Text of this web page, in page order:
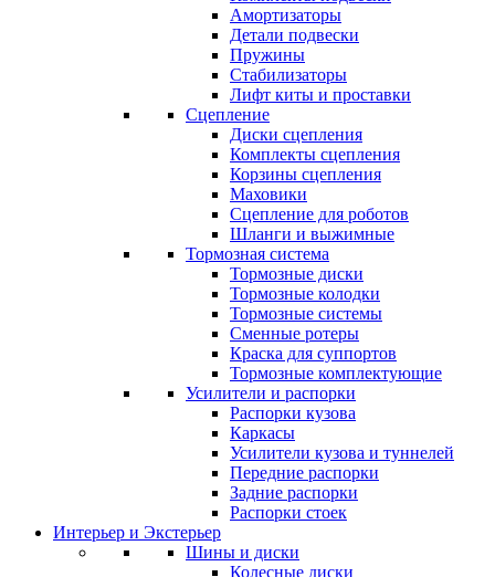
Амортизаторы
Детали подвески
Пружины
Стабилизаторы
Лифт киты и проставки
Сцепление
Диски сцепления
Комплекты сцепления
Корзины сцепления
Маховики
Сцепление для роботов
Шланги и выжимные
Тормозная система
Тормозные диски
Тормозные колодки
Тормозные системы
Сменные ротеры
Краска для суппортов
Тормозные комплектующие
Усилители и распорки
Распорки кузова
Каркасы
Усилители кузова и туннелей
Передние распорки
Задние распорки
Распорки стоек
Интерьер и Экстерьер
Шины и диски
Колесные диски